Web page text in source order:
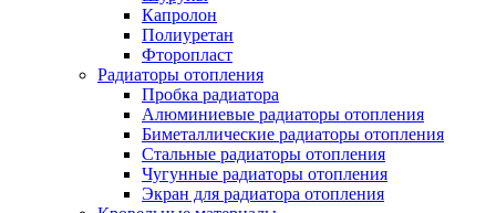
Капролон
Полиуретан
Фторопласт
Радиаторы отопления
Пробка радиатора
Алюминиевые радиаторы отопления
Биметаллические радиаторы отопления
Стальные радиаторы отопления
Чугунные радиаторы отопления
Экран для радиатора отопления